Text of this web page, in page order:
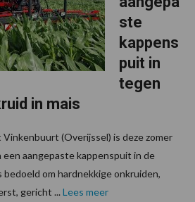
ste
kappens
puit in
tegen
in mais
(Overijssel) is deze zomer
aangepaste kappenspuit in de
om hardnekkige onkruiden,
gericht ... Lees meer